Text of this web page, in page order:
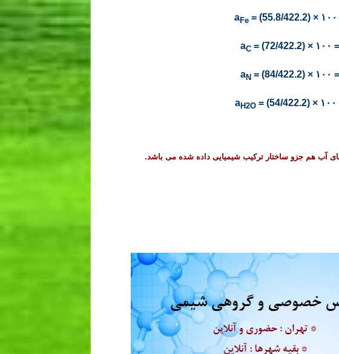
aFe × ۱۰۰ = ۱۳٫۲%
aC× ۱۰۰ = ۱۷٫۱%
aN× ۱۰۰ = ۱۹٫۹%
aH2O × ۱۰۰ = ۱۲٫۸%
های آب هم جزو ساختار ترکیب شیمیایی داده شده می باشد.